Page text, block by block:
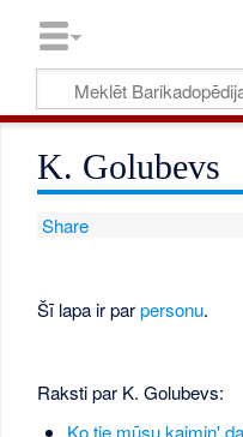
K. Golubevs
Share
Šī lapa ir parpersonu.
Raksti par K. Golubevs:
Ko tie mūsu kaimiņ'